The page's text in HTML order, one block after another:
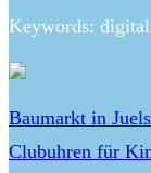
Keywords:
Baumarkt in
Clubuhren für